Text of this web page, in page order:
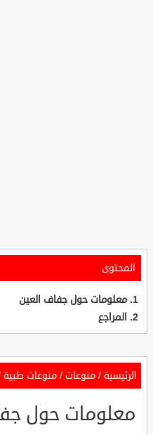
المحتوى
معلومات حول جفاف العين
المراجع
الرئيسية / منوعات / منوعات طبية
معلومات حول